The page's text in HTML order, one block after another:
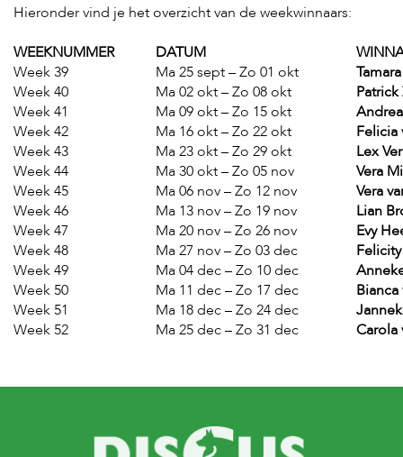
Hieronder vind je het overzicht van de weekwinnaars:
WEEKNUMMER
DATUM
Week 39
Ma 25 sept – Zo 01 okt
Week 40
Ma 02 okt – Zo 08 okt
Patrick
Week 41
Ma 09 okt – Zo 15 okt
Week 42
Ma 16 okt – Zo 22 okt
Felicia
Week 43
Ma 23 okt – Zo 29 okt
Lex
Week 44
Ma 30 okt – Zo 05 nov
Vera
Week 45
Ma 06 nov – Zo 12 nov
Vera
Week 46
Ma 13 nov – Zo 19 nov
Lian
Week 47
Ma 20 nov – Zo 26 nov
Evy
Week 48
Ma 27 nov – Zo 03 dec
Week 49
Ma 04 dec – Zo 10 dec
Week 50
Ma 11 dec – Zo 17 dec
Week 51
Ma 18 dec – Zo 24 dec
Week 52
Ma 25 dec – Zo 31 dec Carola